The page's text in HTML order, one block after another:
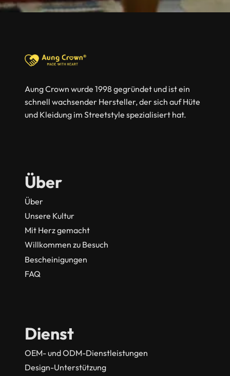
Aung Crown wurde 1998 gegründet und ist ein
schnell wachsender Hersteller, der sich auf Hüte
und Kleidung im Streetstyle spezialisiert hat.
Über
Über
Unsere Kultur
Mit Herz gemacht
Willkommen zu Besuch
Bescheinigungen
FAQ
Dienst
OEM- und ODM-Dienstleistungen
Design-Unterstützung